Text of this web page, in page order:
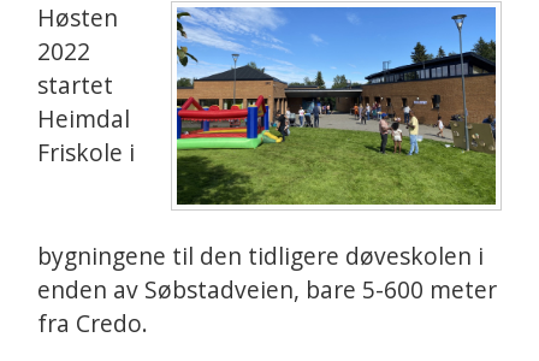
Høsten
2022
startet
Heimdal
Friskole i
bygningene til den tidligere døveskolen i
enden av Søbstadveien, bare 5-600 meter
fra Credo.